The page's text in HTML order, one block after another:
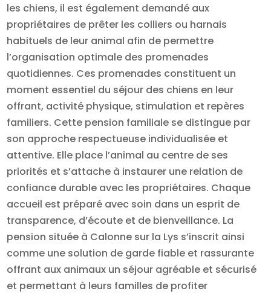
les chiens, il est également demandé aux
propriétaires de prêter les colliers ou harnais
habituels de leur animal afin de permettre
l’organisation optimale des promenades
quotidiennes. Ces promenades constituent un
moment essentiel du séjour des chiens en leur
offrant, activité physique, stimulation et repères
familiers. Cette pension familiale se distingue par
son approche respectueuse individualisée et
attentive. Elle place l’animal au centre de ses
priorités et s’attache à instaurer une relation de
confiance durable avec les propriétaires. Chaque
accueil est préparé avec soin dans un esprit de
transparence, d’écoute et de bienveillance. La
pension située à Calonne sur la Lys s’inscrit ainsi
comme une solution de garde fiable et rassurante
offrant aux animaux un séjour agréable et sécurisé
et permettant à leurs familles de profiter